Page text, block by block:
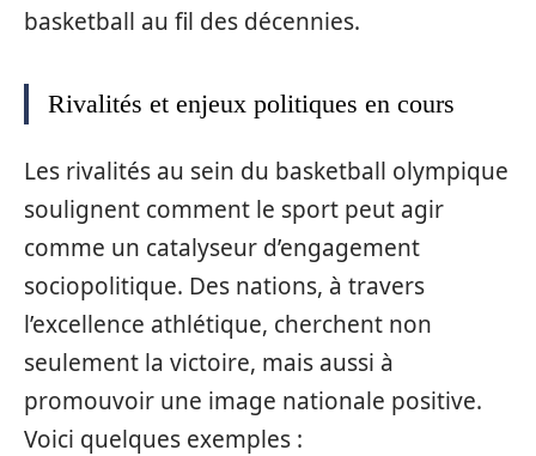
basketball au fil des décennies.
Rivalités et enjeux politiques en cours
Les rivalités au sein du basketball olympique
soulignent comment le sport peut agir
comme un catalyseur d’engagement
sociopolitique. Des nations, à travers
l’excellence athlétique, cherchent non
seulement la victoire, mais aussi à
promouvoir une image nationale positive.
Voici quelques exemples :